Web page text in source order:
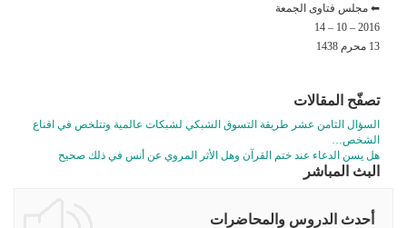
⬅ مجلس فتاوى الجمعة
2016 – 10 – 14
13 محرم 1438
تصفّح المقالات
السؤال الثامن عشر طريقة التسوق الشبكي لشبكات عالمية وتتلخص في اقناع
الشخص…
هل يسن الدعاء عند ختم القرآن وهل الأثر المروي عن أنس في ذلك صحيح
البث المباشر
أحدث الدروس والمحاضرات